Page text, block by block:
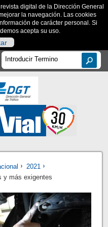
digital de la Dirección General
la navegación. Las cookies
de carácter personal. Si
acepta su uso.
2021
y más exigentes